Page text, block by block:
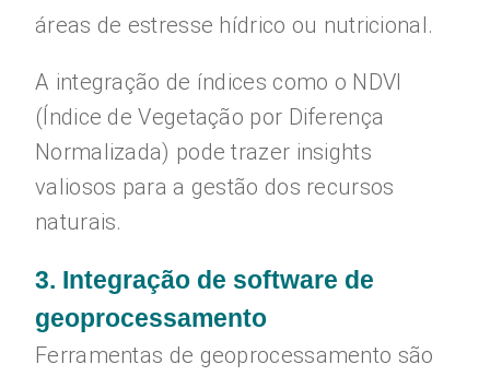
áreas de estresse hídrico ou nutricional.
A integração de índices como o NDVI
(Índice de Vegetação por Diferença
Normalizada) pode trazer insights
valiosos para a gestão dos recursos
naturais.
3. Integração de software de
geoprocessamento
Ferramentas de geoprocessamento são